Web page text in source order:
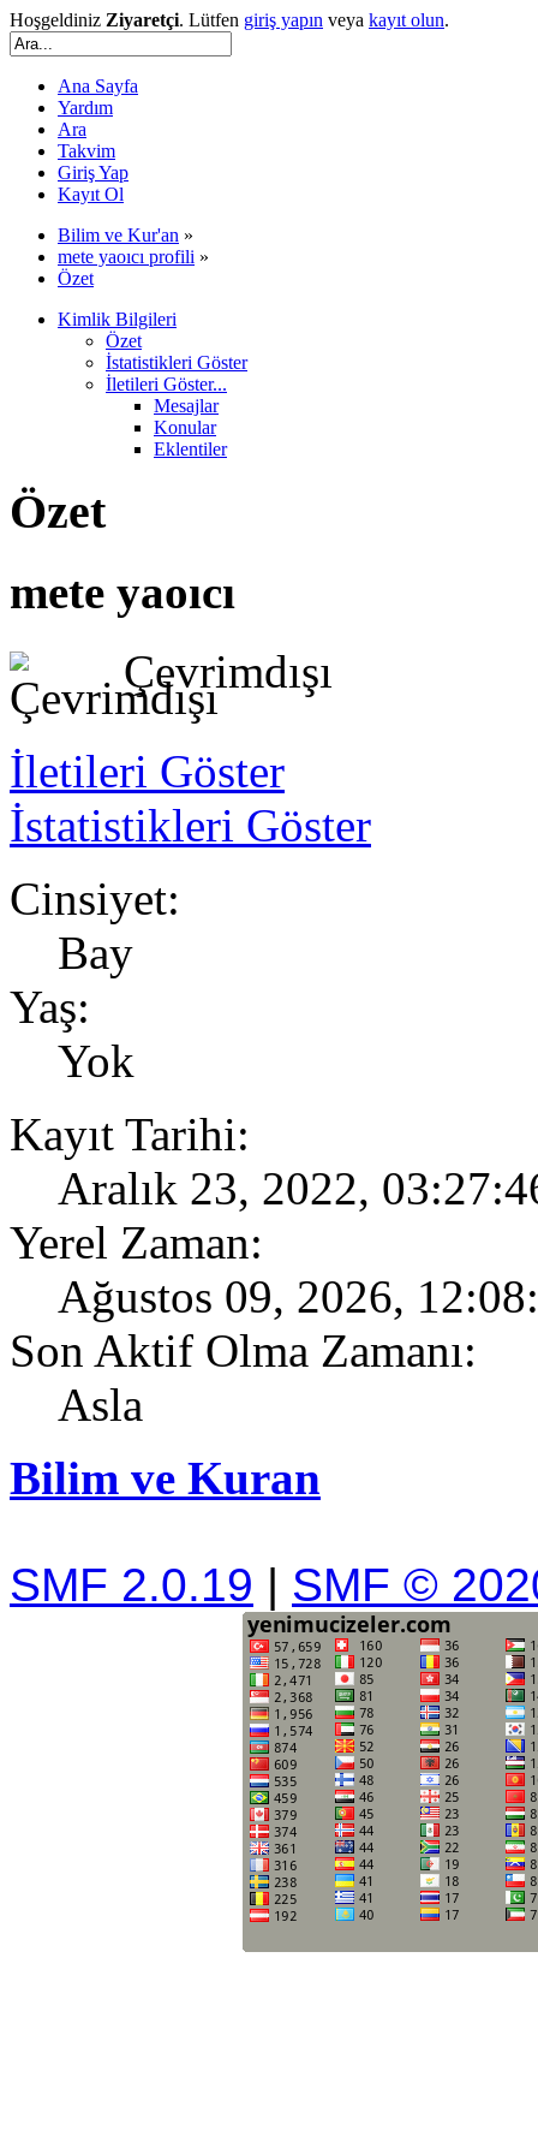
Hoşgeldiniz Ziyaretçi. Lütfen giriş yapın veya kayıt olun.
Ana Sayfa
Yardım
Ara
Takvim
Giriş Yap
Kayıt Ol
Bilim ve Kur'an »
mete yaoıcı profili »
Özet
Kimlik Bilgileri
Özet
İstatistikleri Göster
İletileri Göster...
Mesajlar
Konular
Eklentiler
Özet
mete yaoıcı
Çevrimdışı
İletileri Göster
İstatistikleri Göster
Cinsiyet:
Bay
Yaş:
Yok
Kayıt Tarihi:
Aralık 23, 2022,
Yerel Zaman:
Ağustos 09, 2026,
Son Aktif Olma Zamanı:
Asla
Bilim ve Kuran
SMF 2.0.19 | SMF ©